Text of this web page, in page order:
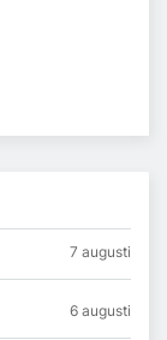
7 augusti
6 augusti